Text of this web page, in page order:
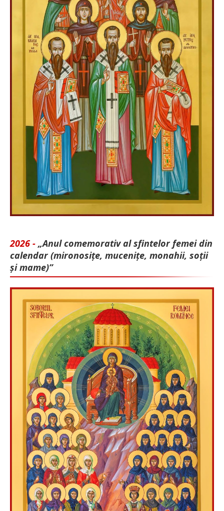
2026 - „Anul comemorativ al sfintelor femei din
calendar (mironosițe, mu­cenițe, monahii, soții
și mame)”